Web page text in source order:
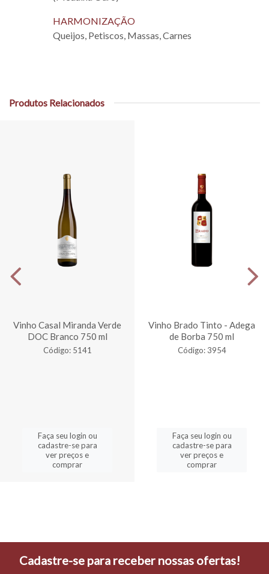
HARMONIZAÇÃO
Queijos, Petiscos, Massas, Carnes
Produtos Relacionados
Vinho Casal Miranda Verde
DOC Branco 750 ml
Código: 5141
Faça seu login ou
cadastre-se para
ver preços e
comprar
Vinho Brado Tinto - Adega
de Borba 750 ml
Código: 3954
Faça seu login ou
cadastre-se para
ver preços e
comprar
Cadastre-se para receber nossas ofertas!